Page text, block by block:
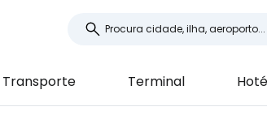
Transporte Terminal